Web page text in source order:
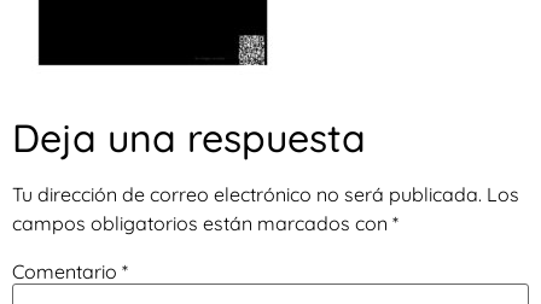
Deja una respuesta
Tu dirección de correo electrónico no será publicada. Los
campos obligatorios están marcados con *
Comentario *